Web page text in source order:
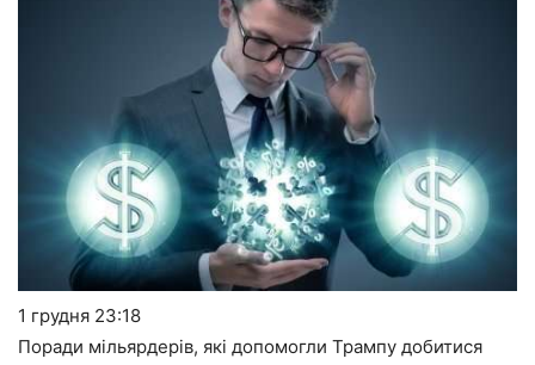
1 грудня 23:18
Поради мільярдерів, які допомогли Трампу добитися